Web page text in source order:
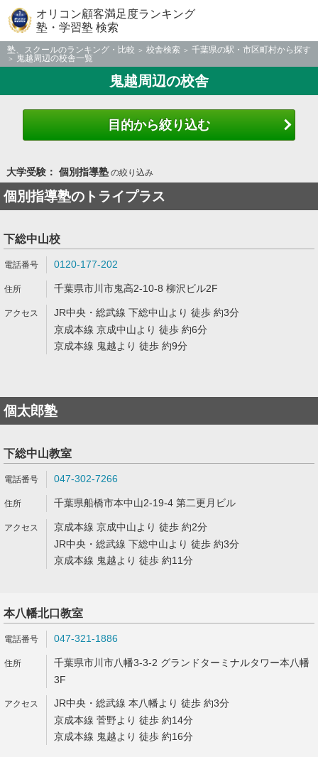
オリコン顧客満足度ランキング
塾・学習塾 検索
塾、スクールのランキング・比較 校舎検索
千葉県の駅・市区町村から探す
鬼越周辺の校舎一覧
鬼越周辺の校舎
目的から絞り込む
大学受験： 個別指導塾の絞り込み
個別指導塾のトライプラス
下総中山校
0120-177-202
千葉県市川市鬼高2-10-8 柳沢ビル2F
JR中央・総武線 下総中山より 徒歩 約3分
京成本線 京成中山より 徒歩 約6分
京成本線 鬼越より 徒歩 約9分
個太郎塾
下総中山教室
047-302-7266
千葉県船橋市本中山2-19-4 第二更月ビル
京成本線 京成中山より 徒歩 約2分
JR中央・総武線 下総中山より 徒歩 約3分
京成本線 鬼越より 徒歩 約11分
本八幡北口教室
047-321-1886
千葉県市川市八幡3-3-2 グランドターミナルタワー本八幡
3F
JR中央・総武線 本八幡より 徒歩 約3分
京成本線 菅野より 徒歩 約14分
京成本線 鬼越より 徒歩 約16分